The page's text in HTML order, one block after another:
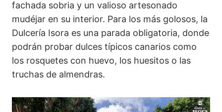
fachada sobria y un valioso artesonado
mudéjar en su interior. Para los más golosos, la
Dulcería Isora es una parada obligatoria, donde
podrán probar dulces típicos canarios como
los rosquetes con huevo, los huesitos o las
truchas de almendras.